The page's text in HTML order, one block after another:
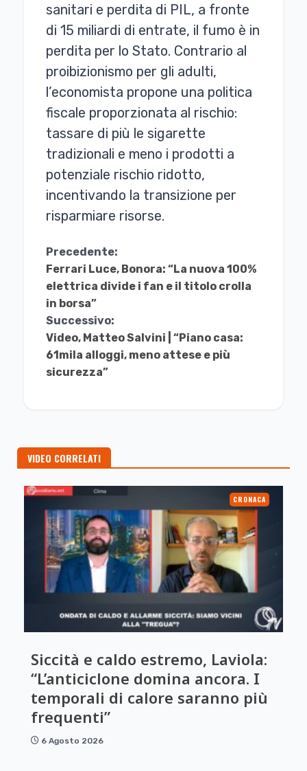
sanitari e perdita di PIL, a fronte
di 15 miliardi di entrate, il fumo è in
perdita per lo Stato. Contrario al
proibizionismo per gli adulti,
l’economista propone una politica
fiscale proporzionata al rischio:
tassare di più le sigarette
tradizionali e meno i prodotti a
potenziale rischio ridotto,
incentivando la transizione per
risparmiare risorse.
Continua
a
Leggere
Precedente:
Ferrari Luce, Bonora: “La nuova 100%
elettrica divide i fan e il titolo crolla
in borsa”
Successivo:
Video, Matteo Salvini | “Piano casa:
61mila alloggi, meno attese e più
sicurezza”
VIDEO CORRELATI
CRONACA
Siccità e caldo estremo, Laviola:
“L’anticiclone domina ancora. I
temporali di calore saranno più
frequenti”
6 Agosto 2026